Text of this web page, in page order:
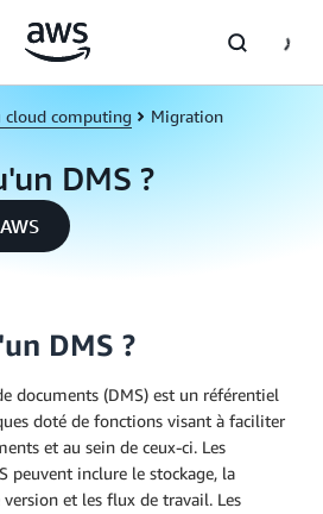
cloud computing Migration
DMS ?
DMS ?
documents (DMS) est un référentiel
doté de fonctions visant à faciliter
et au sein de ceux-ci. Les
peuvent inclure le stockage, la
et les flux de travail. Les